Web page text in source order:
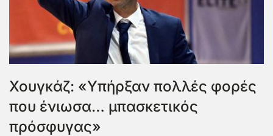
Χουγκάζ: «Υπήρξαν πολλές φορές
που ένιωσα… μπασκετικός
πρόσφυγας»